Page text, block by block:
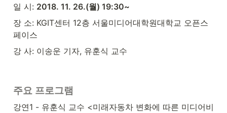
일 시: 2018. 11. 26.(월) 19:30~
장 소: KGIT센터 12층 서울미디어대학원대학교 오픈스
페이스
강 사: 이송운 기자, 유훈식 교수
주요 프로그램
강연1 - 유훈식 교수 <미래자동차 변화에 따른 미디어비